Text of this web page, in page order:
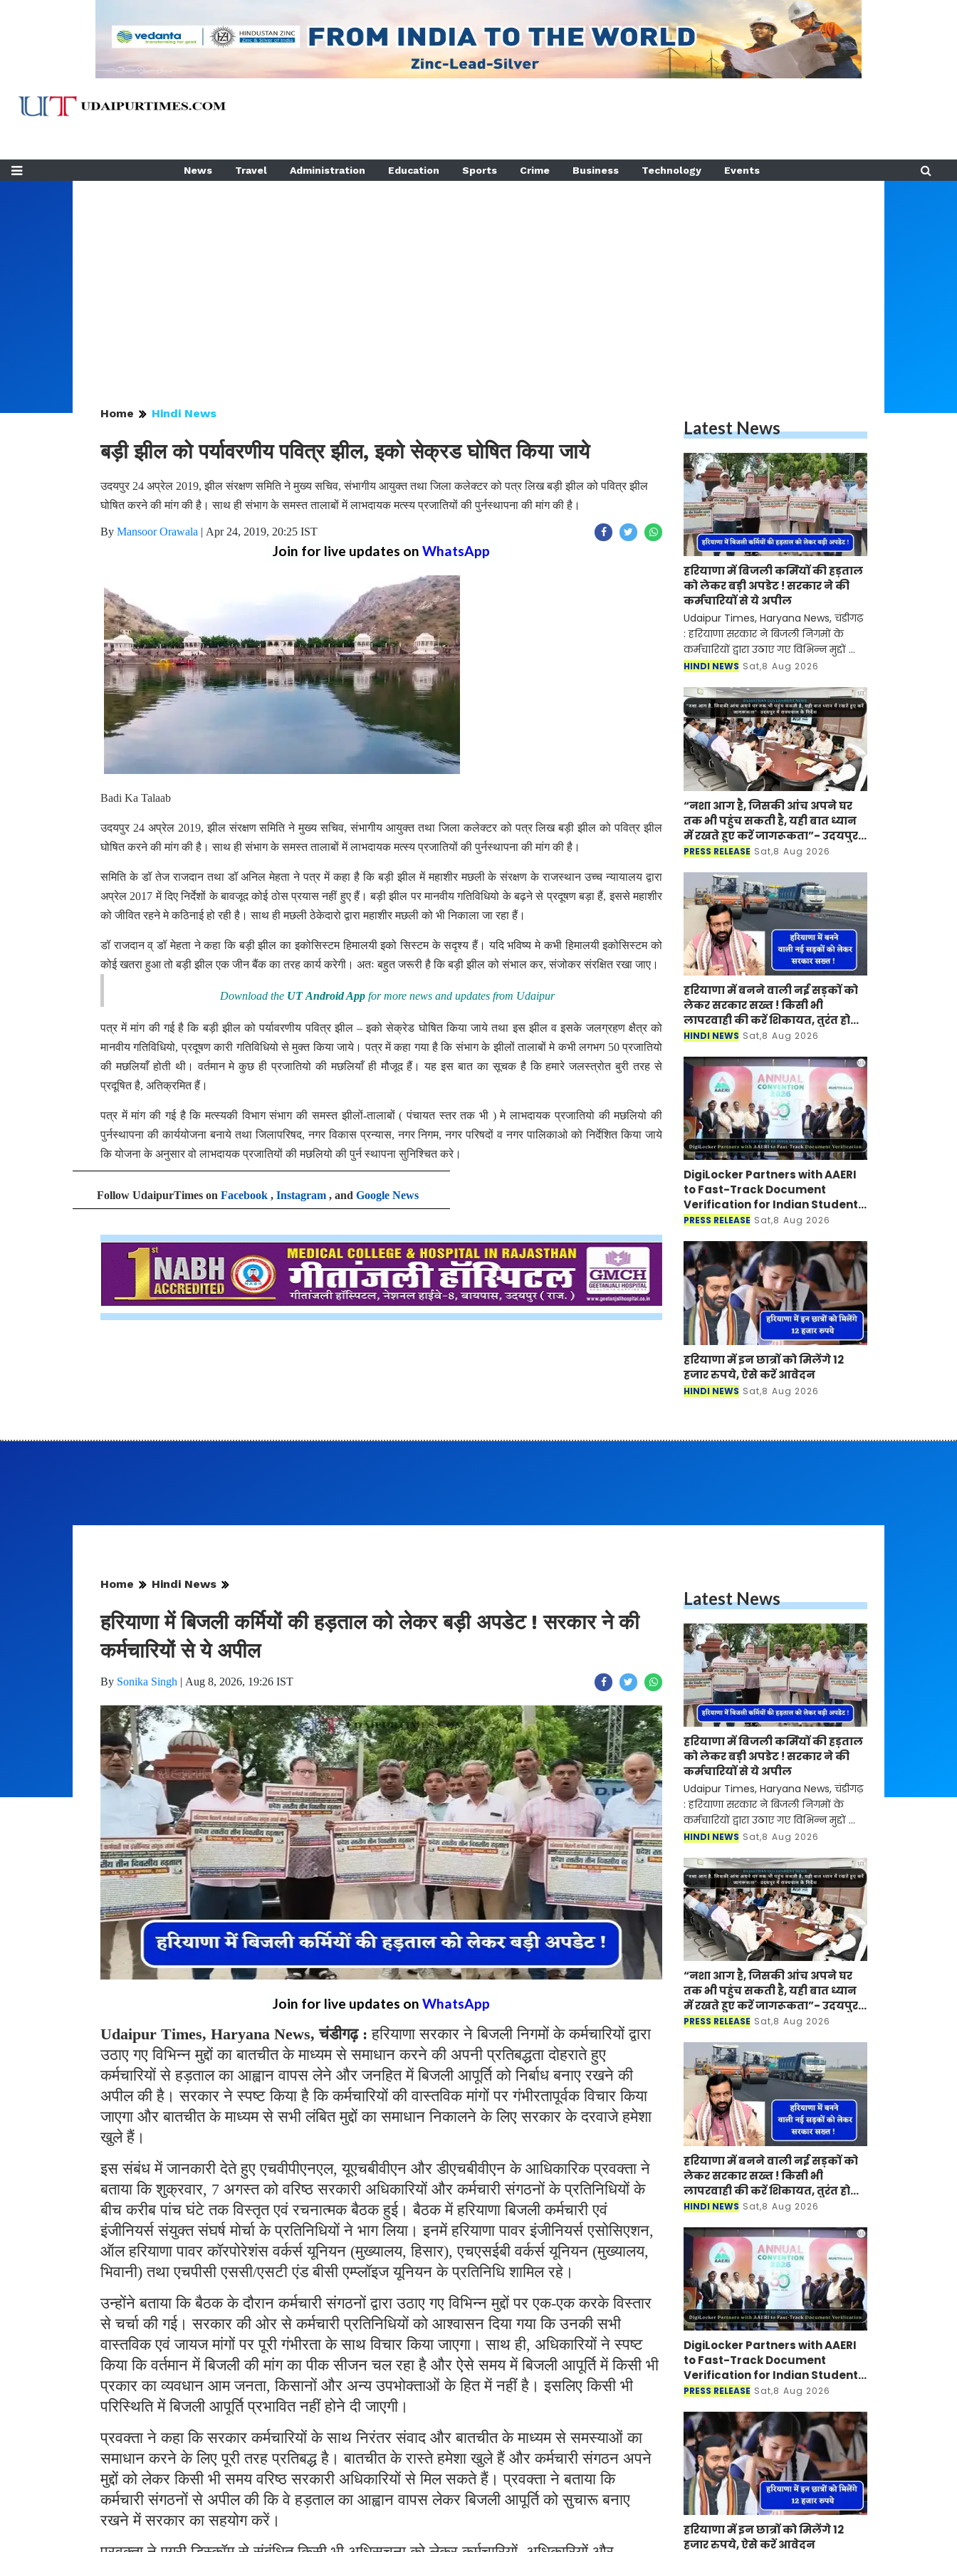
News Travel Administration Education Sports Crime Business Technology Events
Home Hindi News
बड़ी झील को पर्यावरणीय पवित्र झील, इको सेक्रड घोषित किया जाये
उदयपुर 24 अप्रेल 2019, झील संरक्षण समिति ने मुख्य सचिव, संभागीय आयुक्त तथा जिला कलेक्टर को पत्र लिख बड़ी झील को पवित्र झील
घोषित करने की मांग की है। साथ ही संभाग के समस्त तालाबों में लाभदायक मत्स्य प्रजातियों की पुर्नस्थापना की मांग की है।
By Mansoor Orawala | Apr 24, 2019, 20:25 IST
Join for live updates on WhatsApp
Badi Ka Talaab
उदयपुर 24 अप्रेल 2019, झील संरक्षण समिति ने मुख्य सचिव, संभागीय आयुक्त तथा जिला कलेक्टर को पत्र लिख बड़ी झील को पवित्र झील
घोषित करने की मांग की है। साथ ही संभाग के समस्त तालाबों में लाभदायक मत्स्य प्रजातियों की पुर्नस्थापना की मांग की है।
समिति के डॉ तेज राजदान तथा डॉ अनिल मेहता ने पत्र में कहा है कि बड़ी झील में महाशीर मछली के संरक्षण के राजस्थान उच्च न्यायालय द्वारा
अप्रेल 2017 में दिए निर्देशों के बावजूद कोई ठोस प्रयास नहीं हुए हैं। बड़ी झील पर मानवीय गतिविधियो के बढ़ने से प्रदूषण बड़ा हैं, इससे महाशीर
को जीवित रहने मे कठिनाई हो रही है। साथ ही मछली ठेकेदारो द्वारा महाशीर मछली को भी निकाला जा रहा हैं।
डॉ राजदान व् डॉ मेहता ने कहा कि बड़ी झील का इकोसिस्टम हिमालयी इको सिस्टम के सदृश्य हैं। यदि भविष्य मे कभी हिमालयी इकोसिस्टम को
कोई खतरा हुआ तो बड़ी झील एक जीन बैंक का तरह कार्य करेगी। अतः बहुत जरूरी है कि बड़ी झील को संभाल कर, संजोकर संरक्षित रखा जाए।
Download the UT Android App for more news and updates from Udaipur
पत्र में मांग की गई है कि बड़ी झील को पर्यावरणीय पवित्र झील – इको सेक्रेड घोषित किया जाये तथा इस झील व इसके जलग्रहण क्षैत्र को
मानवीय गतिविधियो, प्रदूषण कारी गतिविधियो से मुक्त किया जाये। पत्र में कहा गया है कि संभाग के झीलों तालाबों मे कभी लगभग 50 प्रजातियो
की मछलियाँ होती थी। वर्तमान मे कुछ ही प्रजातियो की मछलियाँ ही मौजूद हैं। यह इस बात का सूचक है कि हमारे जलस्त्रोत बुरी तरह से
प्रदूषित है, अतिक्रमित हैं।
पत्र में मांग की गई है कि मत्स्यकी विभाग संभाग की समस्त झीलों-तालाबों ( पंचायत स्तर तक भी ) मे लाभदायक प्रजातियो की मछलियो की
पुर्नस्थापना की कार्ययोजना बनाये तथा जिलापरिषद, नगर विकास प्रन्यास, नगर निगम, नगर परिषदों व नगर पालिकाओ को निर्देशित किया जाये
कि योजना के अनुसार वो लाभदायक प्रजातियों की मछलियो की पुर्न स्थापना सुनिश्चित करे।
Follow UdaipurTimes on Facebook , Instagram , and Google News
Latest News
हरियाणा में बिजली कर्मियों की हड़ताल
को लेकर बड़ी अपडेट ! सरकार ने की
कर्मचारियों से ये अपील
Udaipur Times, Haryana News, चंडीगढ़
: हरियाणा सरकार ने बिजली निगमों के
कर्मचारियों द्वारा उठाए गए विभिन्न मुद्दों का
बातचीत के माध्यम से समाधान करने की
हड
HINDI NEWS Sat,8 Aug 2026
“नशा आग है, जिसकी आंच अपने घर
तक भी पहुंच सकती है, यही बात ध्यान
में रखते हुए करें जागरूकता”- उदयपुर
में राज्यपाल के निर्देश
PRESS RELEASE Sat,8 Aug 2026
हरियाणा में बनने वाली नई सड़कों को
लेकर सरकार सख्त ! किसी भी
लापरवाही की करें शिकायत, तुरंत होगी
कार्रवाई
HINDI NEWS Sat,8 Aug 2026
DigiLocker Partners with AAERI
to Fast-Track Document
Verification for Indian Students
Heading to Australia
PRESS RELEASE Sat,8 Aug 2026
हरियाणा में इन छात्रों को मिलेंगे 12
हजार रुपये, ऐसे करें आवेदन
HINDI NEWS Sat,8 Aug 2026
Home Hindi News
हरियाणा में बिजली कर्मियों की हड़ताल को लेकर बड़ी अपडेट ! सरकार ने की
कर्मचारियों से ये अपील
By Sonika Singh | Aug 8, 2026, 19:26 IST
Join for live updates on WhatsApp
Udaipur Times, Haryana News, चंडीगढ़ : हरियाणा सरकार ने बिजली निगमों के कर्मचारियों द्वारा
उठाए गए विभिन्न मुद्दों का बातचीत के माध्यम से समाधान करने की अपनी प्रतिबद्धता दोहराते हुए
कर्मचारियों से हड़ताल का आह्वान वापस लेने और जनहित में बिजली आपूर्ति को निर्बाध बनाए रखने की
अपील की है। सरकार ने स्पष्ट किया है कि कर्मचारियों की वास्तविक मांगों पर गंभीरतापूर्वक विचार किया
जाएगा और बातचीत के माध्यम से सभी लंबित मुद्दों का समाधान निकालने के लिए सरकार के दरवाजे हमेशा
खुले हैं।
इस संबंध में जानकारी देते हुए एचवीपीएनएल, यूएचबीवीएन और डीएचबीवीएन के आधिकारिक प्रवक्ता ने
बताया कि शुक्रवार, 7 अगस्त को वरिष्ठ सरकारी अधिकारियों और कर्मचारी संगठनों के प्रतिनिधियों के
बीच करीब पांच घंटे तक विस्तृत एवं रचनात्मक बैठक हुई। बैठक में हरियाणा बिजली कर्मचारी एवं
इंजीनियर्स संयुक्त संघर्ष मोर्चा के प्रतिनिधियों ने भाग लिया। इनमें हरियाणा पावर इंजीनियर्स एसोसिएशन,
ऑल हरियाणा पावर कॉरपोरेशंस वर्कर्स यूनियन (मुख्यालय, हिसार), एचएसईबी वर्कर्स यूनियन (मुख्यालय,
भिवानी) तथा एचपीसी एससी/एसटी एंड बीसी एम्प्लॉइज यूनियन के प्रतिनिधि शामिल रहे।
उन्होंने बताया कि बैठक के दौरान कर्मचारी संगठनों द्वारा उठाए गए विभिन्न मुद्दों पर एक-एक करके विस्तार
से चर्चा की गई। सरकार की ओर से कर्मचारी प्रतिनिधियों को आश्वासन दिया गया कि उनकी सभी
वास्तविक एवं जायज मांगों पर पूरी गंभीरता के साथ विचार किया जाएगा। साथ ही, अधिकारियों ने स्पष्ट
किया कि वर्तमान में बिजली की मांग का पीक सीजन चल रहा है और ऐसे समय में बिजली आपूर्ति में किसी भी
प्रकार का व्यवधान आम जनता, किसानों और अन्य उपभोक्ताओं के हित में नहीं है। इसलिए किसी भी
परिस्थिति में बिजली आपूर्ति प्रभावित नहीं होने दी जाएगी।
प्रवक्ता ने कहा कि सरकार कर्मचारियों के साथ निरंतर संवाद और बातचीत के माध्यम से समस्याओं का
समाधान करने के लिए पूरी तरह प्रतिबद्ध है। बातचीत के रास्ते हमेशा खुले हैं और कर्मचारी संगठन अपने
मुद्दों को लेकर किसी भी समय वरिष्ठ सरकारी अधिकारियों से मिल सकते हैं। प्रवक्ता ने बताया कि
कर्मचारी संगठनों से अपील की कि वे हड़ताल का आह्वान वापस लेकर बिजली आपूर्ति को सुचारू बनाए
रखने में सरकार का सहयोग करें।
Latest News
हरियाणा में बिजली कर्मियों की हड़ताल
को लेकर बड़ी अपडेट ! सरकार ने की
कर्मचारियों से ये अपील
Udaipur Times, Haryana News, चंडीगढ़
: हरियाणा सरकार ने बिजली निगमों के
कर्मचारियों द्वारा उठाए गए विभिन्न मुद्दों का
बातचीत के माध्यम से समाधान करने की
हड
HINDI NEWS Sat,8 Aug 2026
“नशा आग है, जिसकी आंच अपने घर
तक भी पहुंच सकती है, यही बात ध्यान
में रखते हुए करें जागरूकता”- उदयपुर
में राज्यपाल के निर्देश
PRESS RELEASE Sat,8 Aug 2026
हरियाणा में बनने वाली नई सड़कों को
लेकर सरकार सख्त ! किसी भी
लापरवाही की करें शिकायत, तुरंत होगी
कार्रवाई
HINDI NEWS Sat,8 Aug 2026
DigiLocker Partners with AAERI
to Fast-Track Document
Verification for Indian Students
Heading to Australia
PRESS RELEASE Sat,8 Aug 2026
हरियाणा में इन छात्रों को मिलेंगे 12
हजार रुपये, ऐसे करें आवेदन